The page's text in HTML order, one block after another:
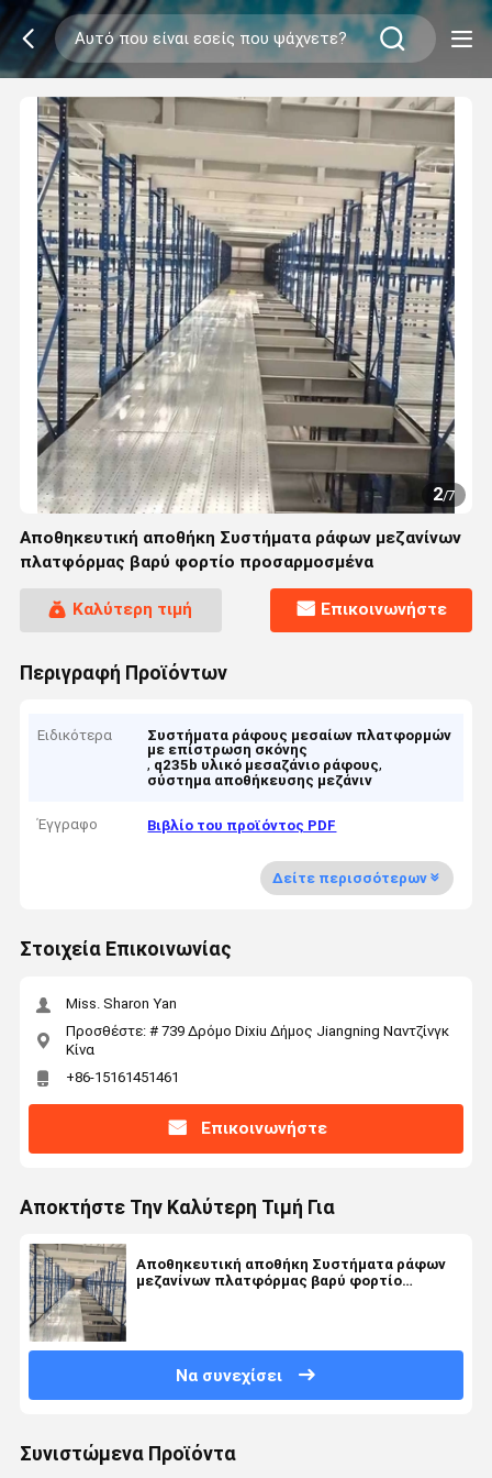
2/7
Αποθηκευτική αποθήκη Συστήματα ράφων μεζανίνων
πλατφόρμας βαρύ φορτίο προσαρμοσμένα
Καλύτερη τιμή Επικοινωνήστε
Περιγραφή Προϊόντων
Ειδικότερα
Συστήματα ράφους μεσαίων πλατφορμών
με επίστρωση σκόνης
, q235b υλικό μεσαζάνιο ράφους,
σύστημα αποθήκευσης μεζάνιν
Έγγραφο Βιβλίο του προϊόντος PDF
Δείτε περισσότερων
Στοιχεία Επικοινωνίας
Miss. Sharon Yan
Προσθέστε: # 739 Δρόμο Dixiu Δήμος Jiangning Ναντζίνγκ
Κίνα
+86-15161451461
Επικοινωνήστε
Αποκτήστε Την Καλύτερη Τιμή Για
Αποθηκευτική αποθήκη Συστήματα ράφων
μεζανίνων πλατφόρμας βαρύ φορτίο
Να συνεχίσει
Συνιστώμενα Προϊόντα